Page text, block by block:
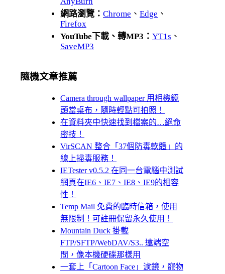
網路瀏覽： Chrome 、 Edge 、
Firefox
YouTube下載、轉MP3： YT1s 、
SaveMP3
隨機文章推薦
Camera through wallpaper 用相機鏡
頭當桌布，隨時輕點可拍照！
在資料夾中快速找到檔案的…絕命
密技！
VirSCAN 整合「37個防毒軟體」的
線上掃毒服務！
IETester v0.5.2 在同一台電腦中測試
網頁在IE6、IE7、IE8、IE9的相容
性！
Temp Mail 免費的臨時信箱，使用
無限制！可註冊保留永久使用！
Mountain Duck 掛載
FTP/SFTP/WebDAV/S3.. 遠端空
間，像本機硬碟那樣用
一套上「Cartoon Face」濾鏡，寵物